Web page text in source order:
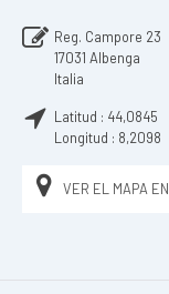
Reg. Campore 23
17031 Albenga
Italia
Latitud : 44,0845
Longitud : 8,2098
VER EL MAPA